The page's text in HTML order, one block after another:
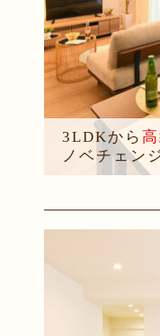
3LDKから
ノベチェン